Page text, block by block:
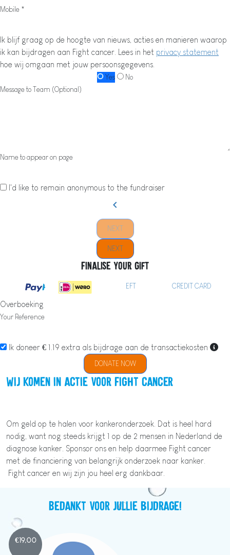
Mobile *
Ik blijf graag op de hoogte van nieuws, acties en manieren waarop
ik kan bijdragen aan Fight cancer. Lees in het privacy statement
hoe wij omgaan met jouw persoonsgegevens.
Yes
No
Message to Team (Optional)
Name to appear on page
I'd like to remain anonymous to the fundraiser
chevron_left
NEXT
NEXT
Finalise your gift
EFT CREDIT CARD
Overboeking
Your Reference
Ik doneer € 1.19 extra als bijdrage aan de transactiekosten
DONATE NOW
Wij komen in actie voor Fight cancer
Om geld op te halen voor kankeronderzoek. Dat is heel hard
nodig, want nog steeds krijgt 1 op de 2 mensen in Nederland de
diagnose kanker. Sponsor ons en help daarmee Fight cancer
met de financiering van belangrijk onderzoek naar kanker.
Fight cancer en wij zijn jou heel erg dankbaar.
Bedankt voor jullie bijdrage!
€19,00